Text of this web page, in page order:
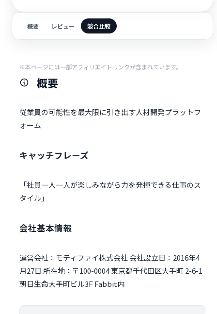
概要 レビュー 競合比較
※本ページには一部アフィリエイトリンクが含まれています。
概要
従業員の可能性を​最大限に引き出す​人材開発プラットフ
ォーム
キャッチフレーズ
「社員一人一人が楽しみながら力を発揮できる仕事のス
タイル」
会社基本情報
運営会社：モティファイ株式会社 会社設立日：2016年4
月27日 所在地：〒100-0004 東京都千代田区大手町 2-6-1
朝日生命大手町ビル3F Fabbit内